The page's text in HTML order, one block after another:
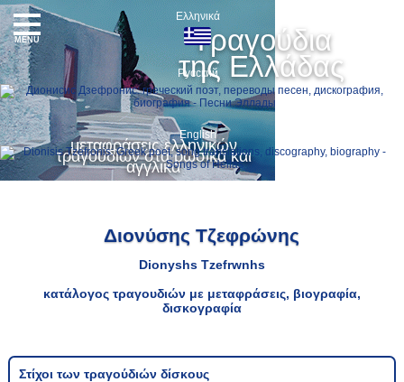
Τραγούδια
της Ελλάδας
μεταφράσεις ελληνικών
τραγουδιών στα ρωσικά και
αγγλικά
Ελληνικά
Русский
English
MENU
Διονύσης Τζεφρώνης
Dionyshs Tzefrwnhs
κατάλογος τραγουδιών με μεταφράσεις, βιογραφία,
δισκογραφία
Στίχοι των τραγούδιών δίσκους